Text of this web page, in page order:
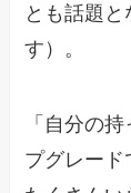
とも話題
す）。
「自分の
プグレード